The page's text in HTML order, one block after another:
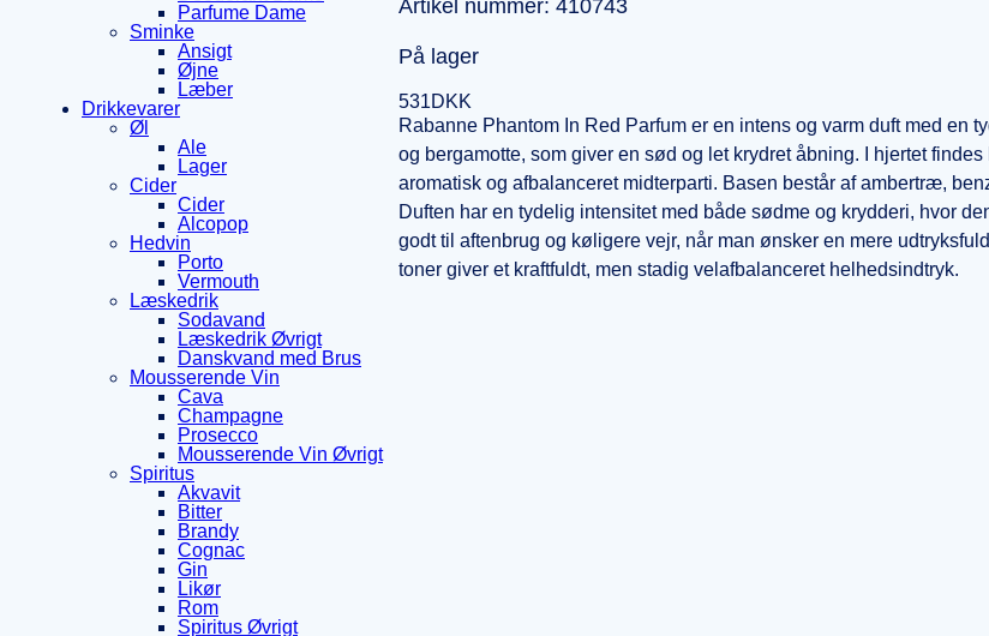
Parfume Dame
Sminke
Ansigt
Øjne
Læber
Drikkevarer
Øl
Ale
Lager
Cider
Cider
Alcopop
Hedvin
Porto
Vermouth
Læskedrik
Sodavand
Læskedrik Øvrigt
Danskvand med Brus
Mousserende Vin
Cava
Champagne
Prosecco
Mousserende Vin Øvrigt
Spiritus
Akvavit
Bitter
Brandy
Cognac
Gin
Likør
Rom
Spiritus Øvrigt
Artikel nummer: 410743
På lager
531DKK
Rabanne Phantom In Red Parfum er en intens og varm duft med
og bergamotte, som giver en sød og let krydret åbning. I hjertet
aromatisk og afbalanceret midterparti. Basen består af ambertræ,
Duften har en tydelig intensitet med både sødme og krydderi, hvor
godt til aftenbrug og køligere vejr, når man ønsker en mere
toner giver et kraftfuldt, men stadig velafbalanceret helhedsindtryk.